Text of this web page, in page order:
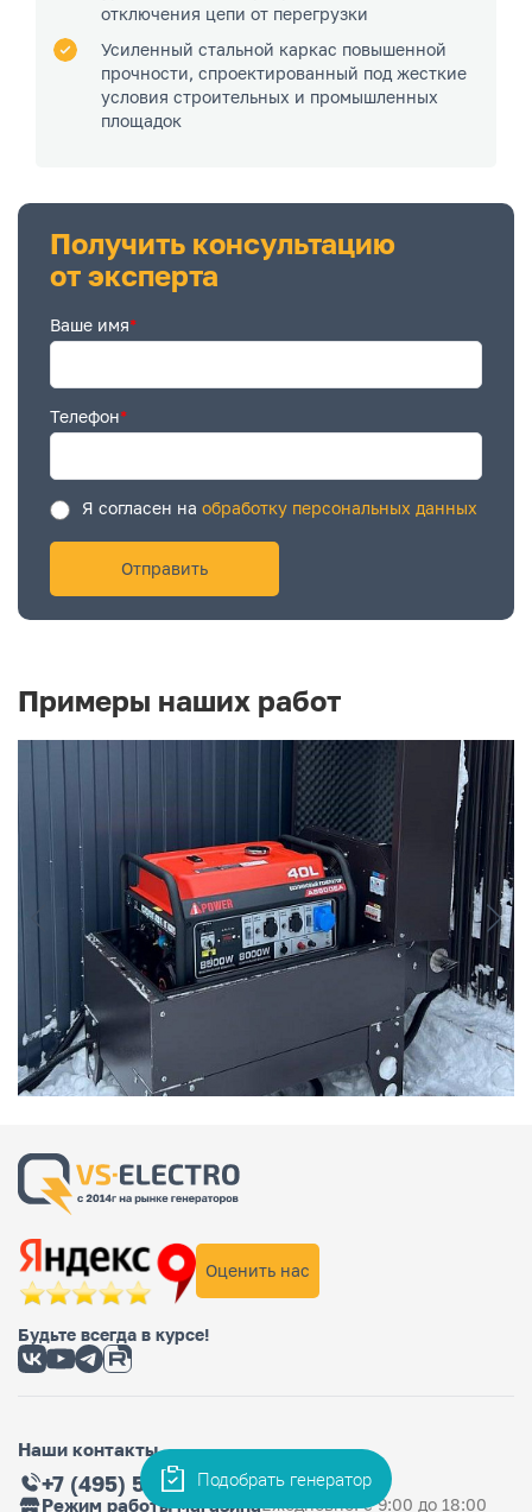
отключения цепи от перегрузки
Усиленный стальной каркас повышенной
прочности, спроектированный под жесткие
условия строительных и промышленных
площадок
Получить консультацию
от эксперта
Ваше имя*
Телефон*
Я согласен на обработку персональных данных
Примеры наших работ
Оценить нас
Будьте всегда в курсе!
Наши контакты
+7 (495) 565-36-33
Режим работы магазинаЕжедневно: с 9:00 до 18:00
Подобрать генератор